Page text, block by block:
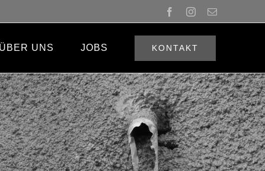
FacebookInstagram
Email
ÜBER UNS JOBS KONTAKT